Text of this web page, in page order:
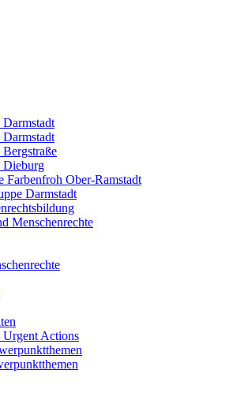
Dieburg
Farbenfroh Ober-Ramstadt
Darmstadt
Menschenrechte
Actions